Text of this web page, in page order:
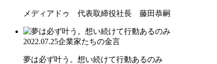
メディアドゥ 代表取締役社長 藤田恭嗣
2022.07.25企業家たちの金言
夢は必ず叶う。想い続けて行動あるのみ